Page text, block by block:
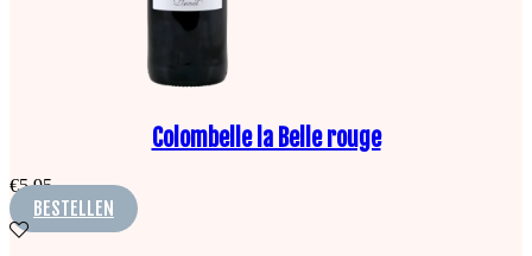
Colombelle la Belle rouge
€5,95
BESTELLEN